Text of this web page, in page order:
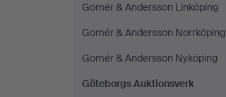
Gomér & Andersson Linköping
Gomér & Andersson Norrköping
Gomér & Andersson Nyköping
Göteborgs Auktionsverk